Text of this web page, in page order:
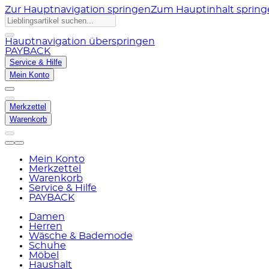
Zur Hauptnavigation springenZum Hauptinhalt
Hauptnavigation überspringen
PAYBACK
Service & Hilfe
Mein Konto
Merkzettel
Warenkorb
Mein Konto
Merkzettel
Warenkorb
Service & Hilfe
PAYBACK
Damen
Herren
Wäsche & Bademode
Schuhe
Möbel
Haushalt